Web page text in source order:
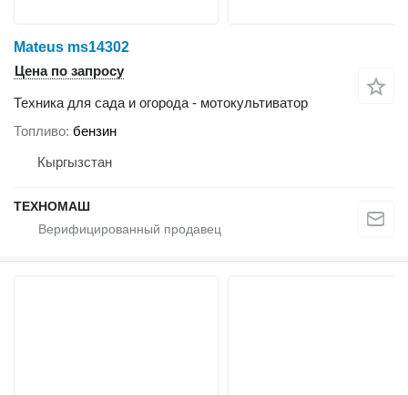
Mateus ms14302
Цена по запросу
Техника для сада и огорода - мотокультиватор
Топливо бензин
Кыргызстан
ТЕХНОМАШ